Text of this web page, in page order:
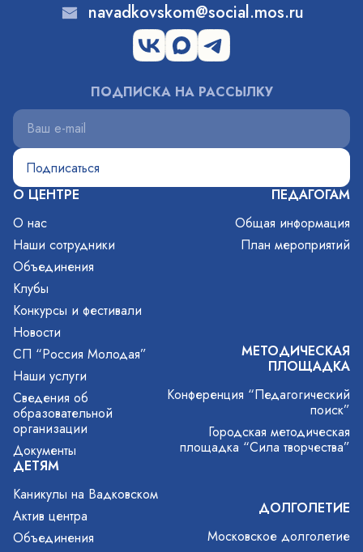
О ЦЕНТРЕ
О нас
Наши сотрудники
Объединения
Клубы
Конкурсы и фестивали
Новости
СП “Россия Молодая”
Наши услуги
Сведения об
образовательной
организации
Документы
ДЕТЯМ
Каникулы на Вадковском
Актив центра
Объединения
ПЕДАГОГАМ
Общая информация
План мероприятий
МЕТОДИЧЕСКАЯ
ПЛОЩАДКА
Конференция “Педагогический
поиск”
Городская методическая
площадка “Сила творчества”
ДОЛГОЛЕТИЕ
Московское долголетие
navadkovskom@social.mos.ru
ПОДПИСКА НА РАССЫЛКУ